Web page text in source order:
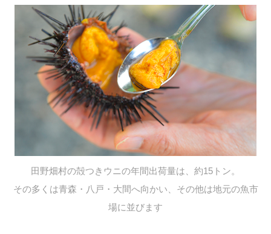
田野畑村の殻つきウニの年間出荷量は、約15トン。
その多くは青森・八戸・大間へ向かい、その他は地元の魚市
場に並びます